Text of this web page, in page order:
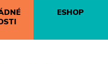
ESHOP